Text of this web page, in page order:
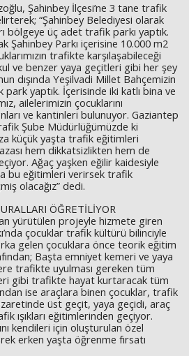
Şahinbey İlçesi’ne 3 tane trafik
“Şahinbey Belediyesi olarak
bölgeye üç adet trafik parkı yaptık.
Şahinbey Parkı içerisine 10.000 m2
trafikte karşılaşabileceği
ve benzer yaya geçitleri gibi her şey
dışında Yeşilvadi Millet Bahçemizin
yaptık. İçerisinde iki katlı bina ve
ailelerimizin çocuklarını
ve kantinleri bulunuyor. Gaziantep
Şube Müdürlüğümüzde ki
küçük yaşta trafik eğitimleri
hem dikkatsizlikten hem de
Ağaç yaşken eğilir kaidesiyle
bu eğitimleri verirsek trafik
olacağız” dedi.
ÖĞRETİLİYOR
yürütülen projeyle hizmete giren
çocuklar trafik kültürü bilinciyle
gelen çocuklara önce teorik eğitim
Başta emniyet kemeri ve yaya
trafikte uyulması gereken tüm
gibi trafikte hayat kurtaracak tüm
ise araçlara binen çocuklar, trafik
üst geçit, yaya geçidi, araç
ışıkları eğitimlerinden geçiyor.
kendileri için oluşturulan özel
erken yaşta öğrenme fırsatı